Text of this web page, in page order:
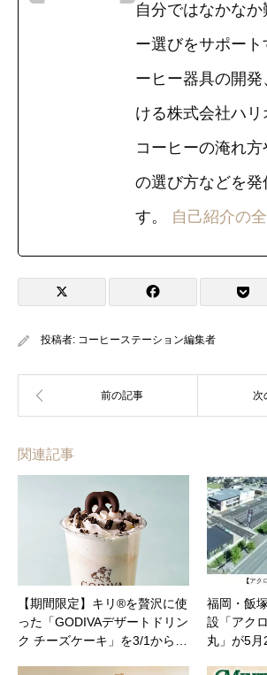
自分ではなかなか
ー選びをサポート
ーヒー器具の開
ける株式会社ハリ
コーヒーの淹れ
の選び方などを発
す。 自己紹介の
投稿者: コーヒーステーション編集者
関連記事
【期間限定】キリ®を贅沢に使
った「GODIVAデザートドリン
ク チーズケーキ」を3/1から…
福岡・飯
設「アク
丸」が5月